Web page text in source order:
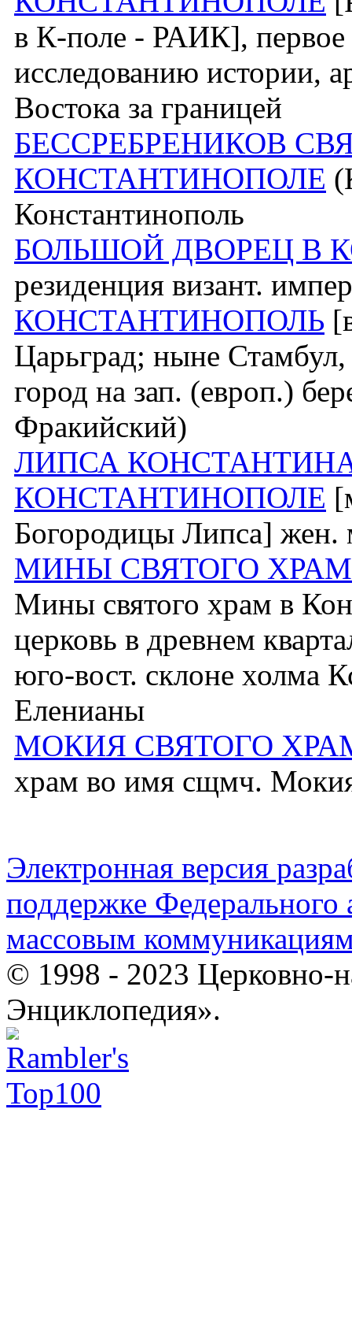
в К-поле - РАИК], первое
исследованию истории,
Востока за границей
БЕССРЕБРЕНИКОВ
КОНСТАНТИНОПОЛЕ
Константинополь
БОЛЬШОЙ ДВОРЕЦ В
резиденция визант.
КОНСТАНТИНОПОЛЬ
Царьград; ныне
город на зап. (европ.)
Фракийский)
ЛИПСА
КОНСТАНТИНОПОЛЕ
Богородицы Липса] жен.
МИНЫ СВЯТОГО
Мины святого храм в
церковь в древнем
юго-вост. склоне холма
Еленианы
МОКИЯ СВЯТОГО
храм во имя сщмч.
Электронная версия
поддержке Федерального
массовым
© 1998 - 2023 Церковно-
Энциклопедия».